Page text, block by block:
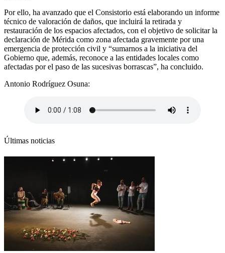
Por ello, ha avanzado que el Consistorio está elaborando un informe
técnico de valoración de daños, que incluirá la retirada y
restauración de los espacios afectados, con el objetivo de solicitar la
declaración de Mérida como zona afectada gravemente por una
emergencia de protección civil y “sumarnos a la iniciativa del
Gobierno que, además, reconoce a las entidades locales como
afectadas por el paso de las sucesivas borrascas”, ha concluido.
Antonio Rodríguez Osuna:
Últimas noticias